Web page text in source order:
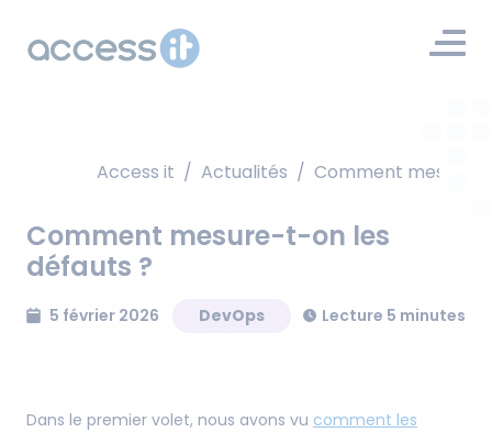
Access it / Actualités / Comment mesure-
Comment mesure-t-on les
défauts ?
5 février 2026 DevOps Lecture 5 minutes
Dans le premier volet, nous avons vu comment les